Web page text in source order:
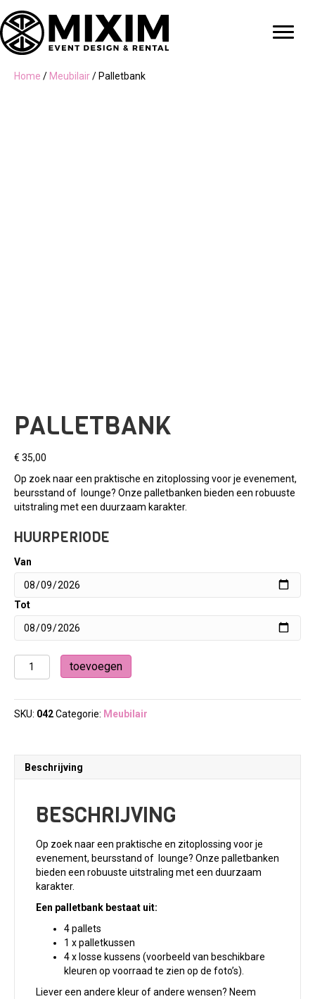
Home / Meubilair/ Palletbank
PALLETBANK
€ 35,00
Op zoek naar een praktische en zitoplossing voor je evenement,
beursstand of lounge? Onze palletbanken bieden een robuuste
uitstraling met een duurzaam karakter.
HUURPERIODE
Van
Tot
Palletbank
aantal
toevoegen
SKU: 042Categorie: Meubilair
Beschrijving
BESCHRIJVING
Op zoek naar een praktische en zitoplossing voor je
evenement, beursstand of lounge? Onze palletbanken
bieden een robuuste uitstraling met een duurzaam
karakter.
Een palletbank bestaat uit:
4 pallets
1 x palletkussen
4 x losse kussens (voorbeeld van beschikbare
kleuren op voorraad te zien op de foto’s).
Liever een andere kleur of andere wensen? Neem